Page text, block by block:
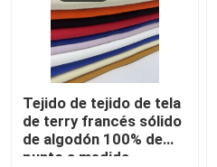
Tejido de tejido de tela
de terry francés sólido
de algodón 100% de
punto a medida